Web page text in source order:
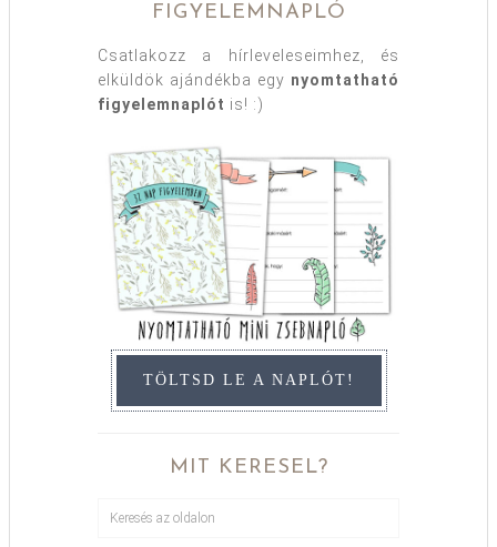
FIGYELEMNAPLÓ
Csatlakozz a hírleveleseimhez, és
elküldök ajándékba egy nyomtatható
figyelemnaplót is! :)
TÖLTSD LE A NAPLÓT!
MIT KERESEL?